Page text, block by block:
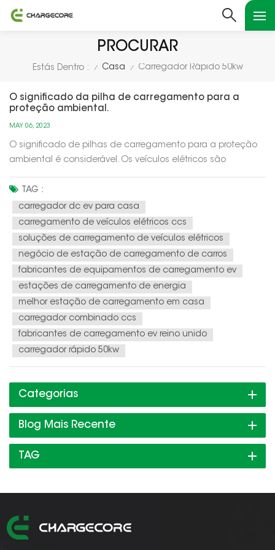
PROCURAR
Estás Dentro : / Casa / Carregador Rápido 50kw
O significado da pilha de carregamento para a
proteção ambiental.
MAY 06, 2023
O significado de pilhas de carregamento para a proteção
ambiental é considerável. Os veículos elétricos são
essencial para reduzir as emissões de carbono e a poluição
do ar. No entanto, a adoção generalizada de veículos
elétricos depende da disponibilidad...
TAG :
carregador dc ev para casa
carregamento de veículos elétricos ccs
soluções de carregamento de veículos elétricos
negócio de estação de carregamento de carros
fabricantes de equipamentos de carregamento ev
estações de carregamento de energia
melhor estação de carregamento em casa
carregador combinado ccs
fabricantes de carregamento ev reino unido
carregador rápido 50kw
Categorias
Blog Mais Recente
TAG